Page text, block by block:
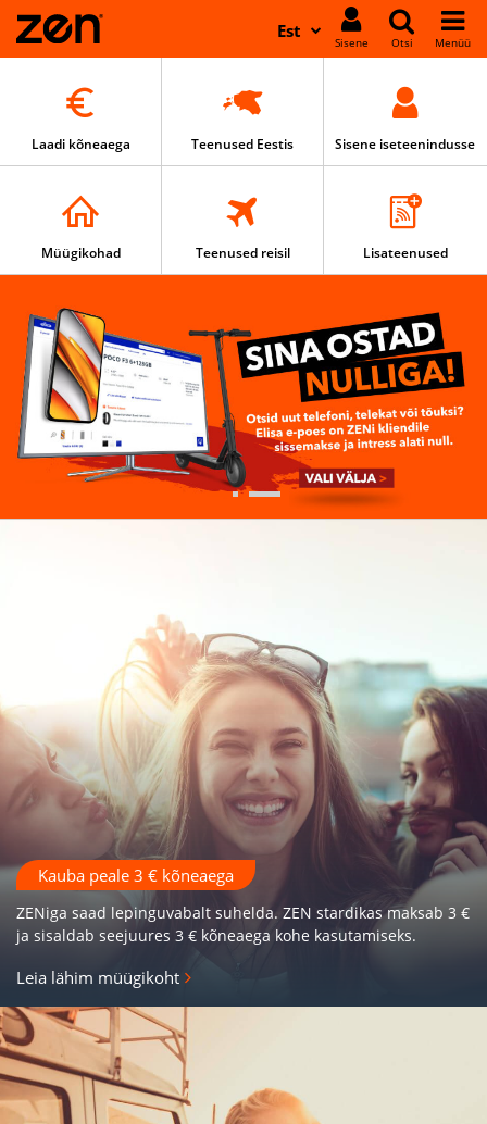
Liigu
edasi
põhisisu
Est
Sisene Otsi Menüü
Laadi kõneaega Teenused Eestis Sisene iseteenindusse
Müügikohad Teenused reisil Lisateenused
Kauba peale 3 € kõneaega
ZENiga saad lepinguvabalt suhelda. ZEN stardikas maksab 3 €
ja sisaldab seejuures 3 € kõneaega kohe kasutamiseks.
Leia lähim müügikoht